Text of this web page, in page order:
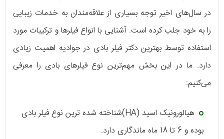
در سال‌های اخیر توجه بسیاری از علاقه‌مندان به خدمات زیبایی
را به خود جلب کرده است. آشنایی با انواع فیلرها و ترکیبات مورد
استفاده توسط بهترین دکتر فیلر بادی در جوادیه اهمیت زیادی
دارد. ما در این بخش مهم‌ترین نوع فیلرهای بادی را معرفی
می‌کنیم:
هیالورونیک اسید (HA)شناخته شده ترین نوع فیلر بادی
بوده و 6 تا 18 ماه ماندگاری دارد.